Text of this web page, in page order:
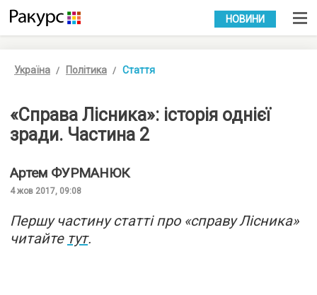
УКР РУС
НОВИНИ
Україна Політика Стаття
«Справа Лісника»: історія однієї
зради. Частина 2
Артем ФУРМАНЮК
4 жов 2017, 09:08
Першу частину статті про «справу Лісника»
читайте тут.